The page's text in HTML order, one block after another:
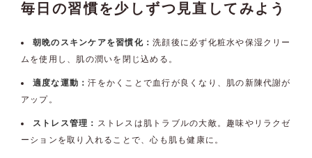
毎日の習慣を少しずつ見直してみよう
朝晩のスキンケアを習慣化：洗顔後に必ず化粧水や保湿クリー
ムを使用し、肌の潤いを閉じ込める。
適度な運動：汗をかくことで血行が良くなり、肌の新陳代謝が
アップ。
ストレス管理： ストレスは肌トラブルの大敵。趣味やリラクゼ
ーションを取り入れることで、心も肌も健康に。